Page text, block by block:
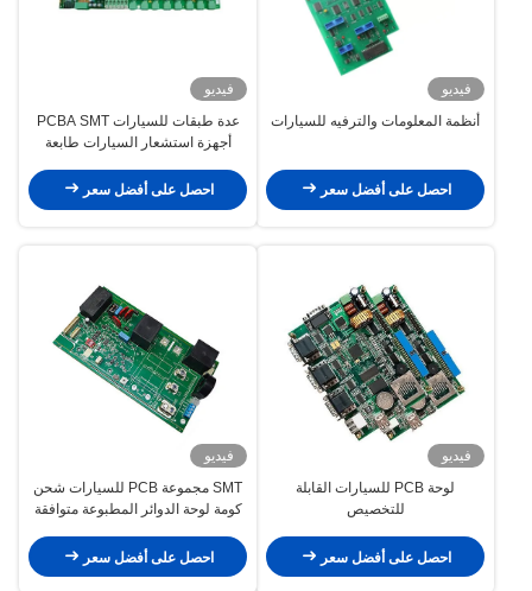
فيديو
أنظمة المعلومات والترفيه للسيارات
احصل على أفضل سعر
فيديو
عدة طبقات للسيارات PCBA SMT
أجهزة استشعار السيارات طابعة
احصل على أفضل سعر
فيديو
لوحة PCB للسيارات القابلة
للتخصيص
احصل على أفضل سعر
فيديو
SMT مجموعة PCB للسيارات شحن
كومة لوحة الدوائر المطبوعة متوافقة
احصل على أفضل سعر